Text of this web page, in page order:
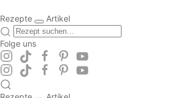
Rezepte Artikel
Folge uns